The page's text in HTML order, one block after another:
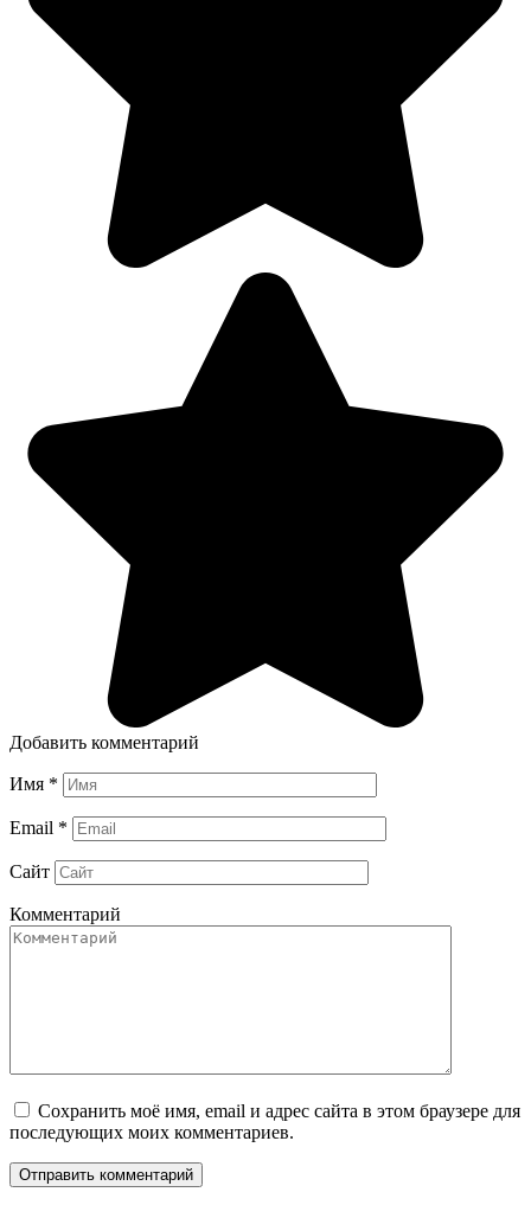
Добавить комментарий
Имя *
Email *
Сайт
Комментарий
Сохранить моё имя, email и адрес сайта в этом браузере для
последующих моих комментариев.